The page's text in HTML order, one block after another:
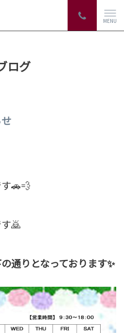
MENU
ログ
🚗💨
🙇
通りとなっております✨